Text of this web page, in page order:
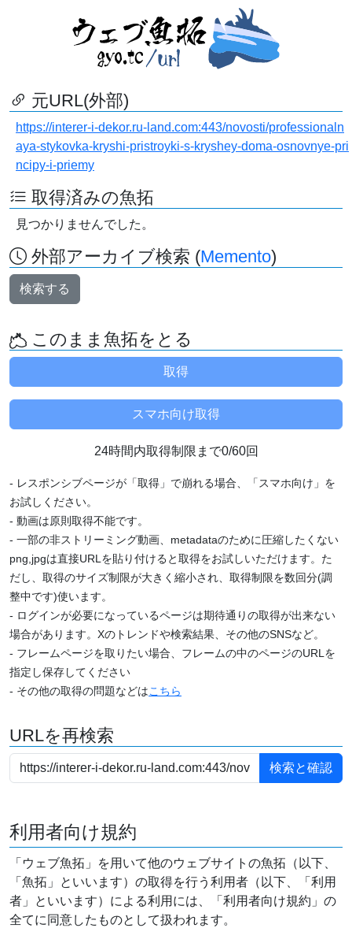
元URL(外部)
https://interer-i-dekor.ru-land.com:443/novosti/professionaln
aya-stykovka-kryshi-pristroyki-s-kryshey-doma-osnovnye-pri
ncipy-i-priemy
取得済みの魚拓
見つかりませんでした。
外部アーカイブ検索 (Memento)
検索する
このまま魚拓をとる
24時間内取得制限まで0/60回
- レスポンシブページが「取得」で崩れる場合、「スマホ向け」を
お試しください。
- 動画は原則取得不能です。
- 一部の非ストリーミング動画、metadataのために圧縮したくない
png,jpgは直接URLを貼り付けると取得をお試しいただけます。た
だし、取得のサイズ制限が大きく縮小され、取得制限を数回分(調
整中です)使います。
- ログインが必要になっているページは期待通りの取得が出来ない
場合があります。Xのトレンドや検索結果、その他のSNSなど。
- フレームページを取りたい場合、フレームの中のページのURLを
指定し保存してください
- その他の取得の問題などはこちら
URLを再検索
利用者向け規約
「ウェブ魚拓」を用いて他のウェブサイトの魚拓（以下、
「魚拓」といいます）の取得を行う利用者（以下、「利用
者」といいます）による利用には、「利用者向け規約」の
全てに同意したものとして扱われます。